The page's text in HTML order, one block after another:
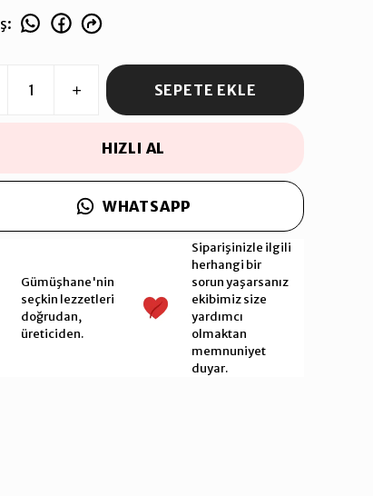
:
SEPETE EKLE
HIZLI AL
WHATSAPP
Gümüşhane'nin
seçkin lezzetleri
doğrudan,
üreticiden.
Siparişinizle ilgili
herhangi bir
sorun yaşarsanız
ekibimiz size
yardımcı
olmaktan
memnuniyet
duyar.